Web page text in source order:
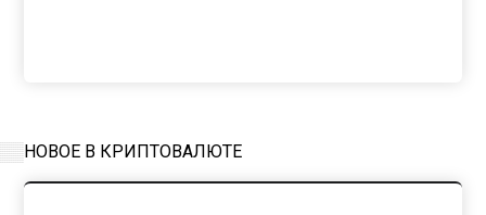
НОВОЕ В КРИПТОВАЛЮТЕ